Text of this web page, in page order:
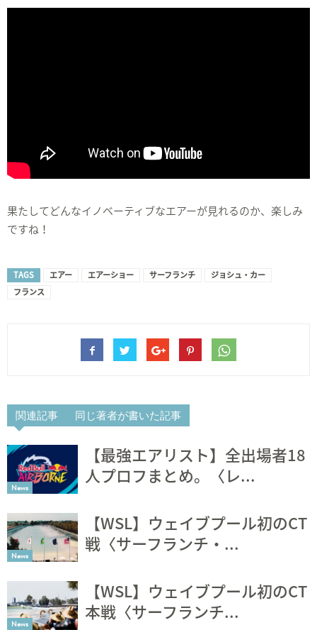
果たしてどんなイノベーティブなエアーが見れるのか、楽しみ
ですね！
TAGS エアー エアーショー サーフランチ
ジョシュ・カー
フランス
関連記事 同じ著者が書いた記事
News
【最強エアリスト】全出場者18
人プロフまとめ。〈レ...
News
【WSL】ウェイブプール初のCT
戦〈サーフランチ・...
News
【WSL】ウェイブプール初のCT
本戦〈サーフランチ...